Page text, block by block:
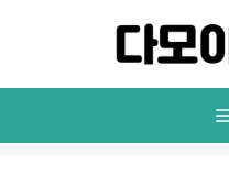
로
너